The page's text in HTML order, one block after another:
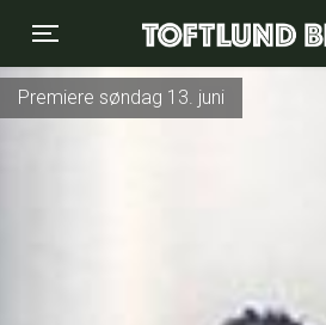
Toggle navigation
Toftlund Biograf
Premiere søndag 13. juni